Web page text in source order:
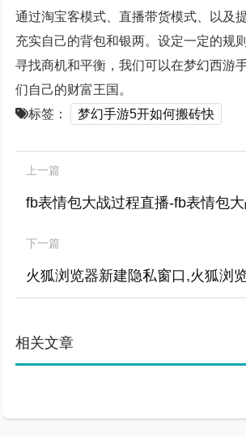
通过淘宝客模式、直播带货模式、以及
充实自己的背包和银两。设定一定的规
寻找商机和平衡，我们可以在梦幻西游
们自己的财富王国。
标签：
梦幻手游5开如何搬砖快
上一篇
fb表情包大战过程直播-fb表情包
下一篇
火狐浏览器新建隐私窗口,火狐浏
相关文章